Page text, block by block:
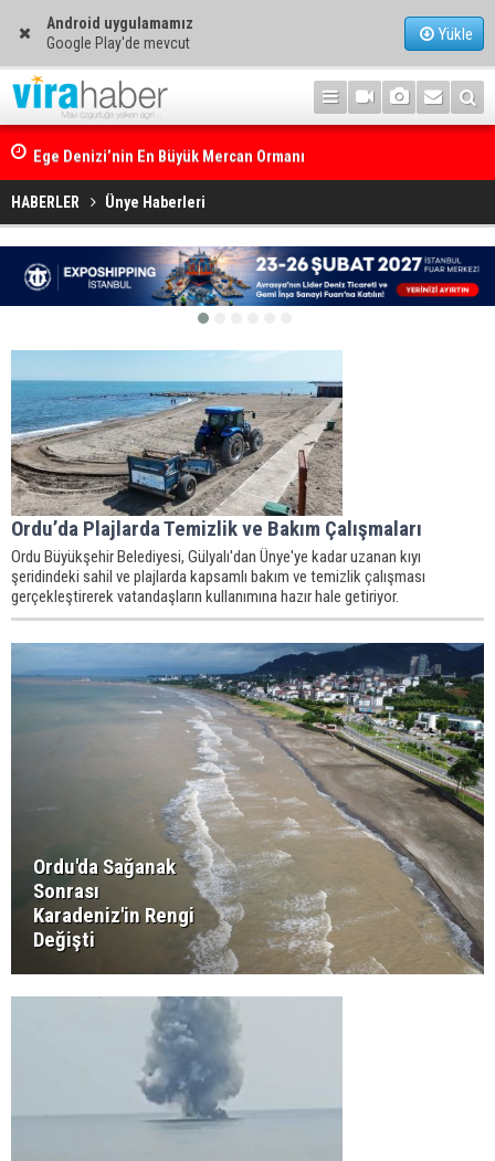
Android uygulamamız
Google Play'de mevcut
Yükle
Ege Denizi’nin En Büyük Mercan Ormanı
HABERLER Ünye Haberleri
Ordu’da Plajlarda Temizlik ve Bakım Çalışmaları
Ordu Büyükşehir Belediyesi, Gülyalı'dan Ünye'ye kadar uzanan kıyı
şeridindeki sahil ve plajlarda kapsamlı bakım ve temizlik çalışması
gerçekleştirerek vatandaşların kullanımına hazır hale getiriyor.
Ordu'da Sağanak
Sonrası
Karadeniz'in Rengi
Değişti